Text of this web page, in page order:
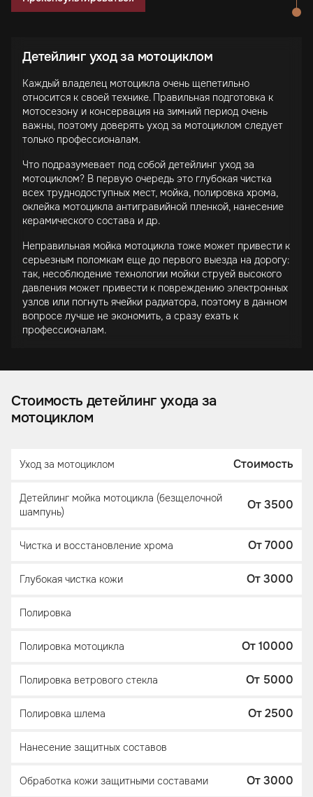
Детейлинг уход за мотоциклом
Каждый владелец мотоцикла очень щепетильно
относится к своей технике. Правильная подготовка к
мотосезону и консервация на зимний период очень
важны, поэтому доверять уход за мотоциклом следует
только профессионалам.
Что подразумевает под собой детейлинг уход за
мотоциклом? В первую очередь это глубокая чистка
всех труднодоступных мест, мойка, полировка хрома,
оклейка мотоцикла антигравийной пленкой, нанесение
керамического состава и др.
Неправильная мойка мотоцикла тоже может привести к
серьезным поломкам еще до первого выезда на дорогу:
так, несоблюдение технологии мойки струей высокого
давления может привести к повреждению электронных
узлов или погнуть ячейки радиатора, поэтому в данном
вопросе лучше не экономить, а сразу ехать к
профессионалам.
Стоимость детейлинг ухода за
мотоциклом
Уход за мотоциклом Стоимость
Детейлинг мойка мотоцикла (безщелочной
шампунь)
От 3500
Чистка и восстановление хрома От 7000
Глубокая чистка кожи От 3000
Полировка
Полировка мотоцикла От 10000
Полировка ветрового стекла От 5000
Полировка шлема От 2500
Нанесение защитных составов
Обработка кожи защитными составами От 3000